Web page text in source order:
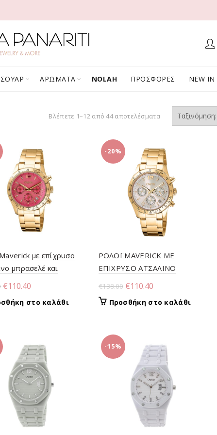
ΑΡΩΜΑΤΑ NOLAH ΠΡΟΣΦΟΡΕΣ NEW IN
Βλέπετε 1–12 από 44 αποτελέσματα Sorted
με επίχρυσο
μπρασελέ και
Original
price
was:
€110.40
τρέχουσα
στο καλάθι
-20%
ΡΟΛΟΪ MAVERICK ΜΕ
ΕΠΙΧΡΥΣΟ ΑΤΣΑΛΙΝΟ
€138.00 Original
price
was:
€110.40Η
τρέχουσα
Προσθήκη στο καλάθι
-15%